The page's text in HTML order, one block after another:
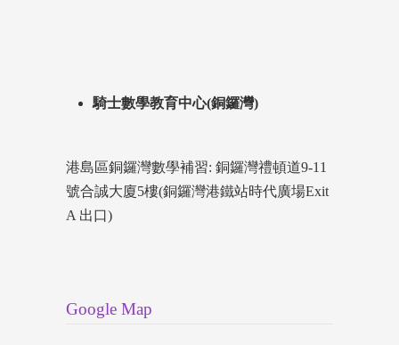
騎士數學教育中心(銅鑼灣)
港島區銅鑼灣數學補習: 銅鑼灣禮頓道9-11
號合誠大廈5樓(銅鑼灣港鐵站時代廣場Exit
A 出口)
Google Map